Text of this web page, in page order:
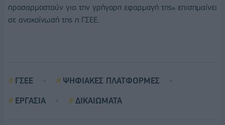
προσαρμοστούν για την γρήγορη εφαρμογή της» επισημαίνει
σε ανακοίνωσή της η ΓΣΕΕ.
ΓΣΕΕ
ΨΗΦΙΑΚΕΣ ΠΛΑΤΦΟΡΜΕΣ
ΕΡΓΑΣΙΑ
ΔΙΚΑΙΩΜΑΤΑ